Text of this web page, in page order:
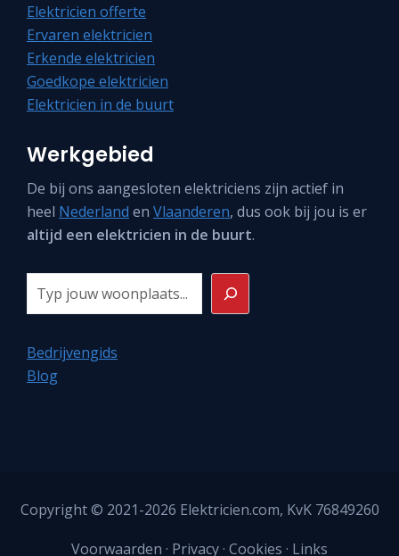
Elektricien offerte
Ervaren elektricien
Erkende elektricien
Goedkope elektricien
Elektricien in de buurt
Werkgebied
De bij ons aangesloten elektriciens zijn actief in
heel Nederland en Vlaanderen, dus ook bij jou is er
altijd een elektricien in de buurt.
Zoeken
Bedrijvengids
Blog
Copyright © 2021-2026 Elektricien.com, KvK 76849260
Voorwaarden · Privacy· Cookies · Links